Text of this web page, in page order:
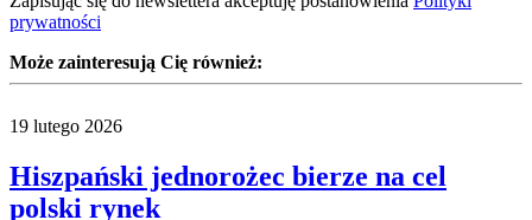
prywatności
Może zainteresują Cię również:
19 lutego 2026
Hiszpański jednorożec bierze na cel
polski rynek